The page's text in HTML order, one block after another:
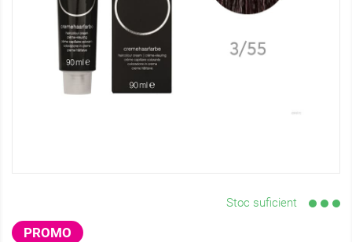
Stoc suficient
PROMO